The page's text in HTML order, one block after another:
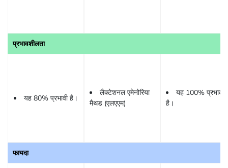
प्रभावशीलता
यह 80% प्रभावी है।
फायदा
लैक्टेशनल एमेनोरिया
मैथड (एलएएम)
यह 100% प्रभावी
है।